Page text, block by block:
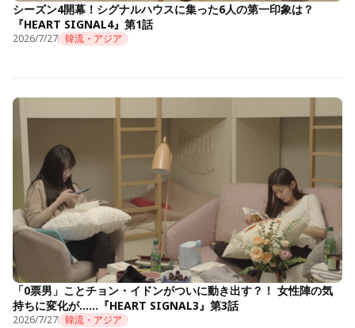
シーズン4開幕！シグナルハウスに集った6人の第一印象は？
『HEART SIGNAL4』第1話
2026/7/27 韓流・アジア
「0票男」ことチョン・イドンがついに動き出す？！ 女性陣の気
持ちに変化が……『HEART SIGNAL3』第3話
2026/7/27 韓流・アジア